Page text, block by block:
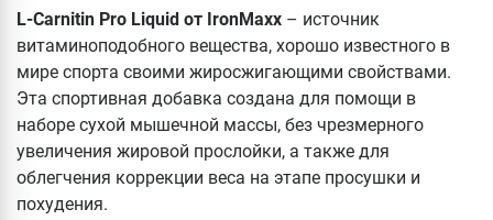
L-Carnitin Pro Liquid от IronMaxx – источник
витаминоподобного вещества, хорошо известного в
мире спорта своими жиросжигающими свойствами.
Эта спортивная добавка создана для помощи в
наборе сухой мышечной массы, без чрезмерного
увеличения жировой прослойки, а также для
облегчения коррекции веса на этапе просушки и
похудения.